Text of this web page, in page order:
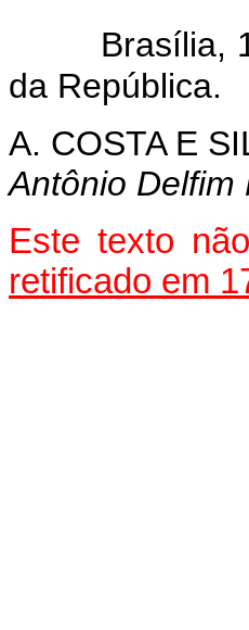
Brasília,
da República.
A. COSTA E
Antônio Delfim
Este texto
retificado em